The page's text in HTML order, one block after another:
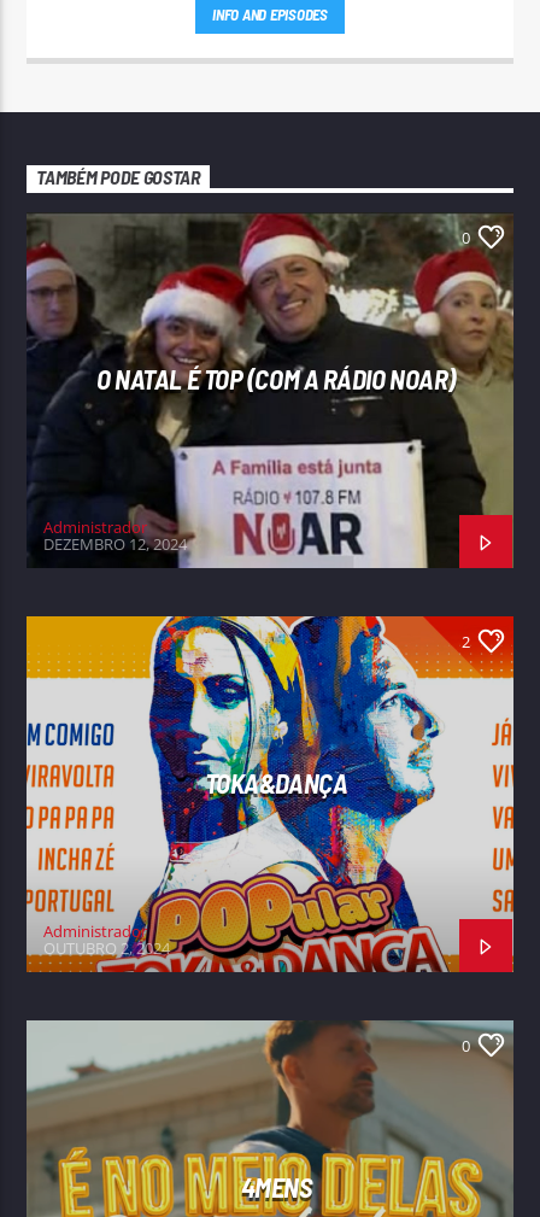
INFO AND EPISODES
TAMBÉM PODE GOSTAR
0
O NATAL É TOP (COM A RÁDIO NOAR)
Administrador
DEZEMBRO 12, 2024
2
TOKA&DANÇA
Administrador
OUTUBRO 2, 2024
0
4MENS